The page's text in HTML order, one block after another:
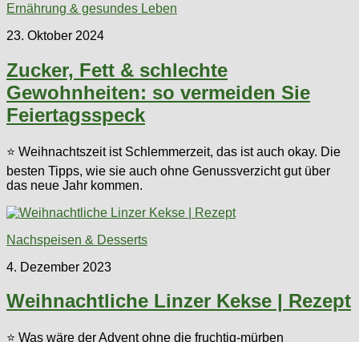
Ernährung & gesundes Leben
23. Oktober 2024
Zucker, Fett & schlechte
Gewohnheiten: so vermeiden Sie
Feiertagsspeck
⭐ Weihnachtszeit ist Schlemmerzeit, das ist auch okay. Die
besten Tipps, wie sie auch ohne Genussverzicht gut über
das neue Jahr kommen.
Nachspeisen & Desserts
4. Dezember 2023
Weihnachtliche Linzer Kekse | Rezept
⭐ Was wäre der Advent ohne die fruchtig-mürben